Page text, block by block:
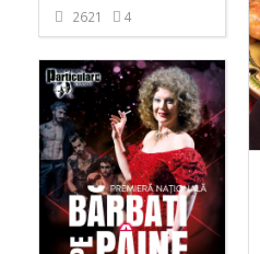
2621 4